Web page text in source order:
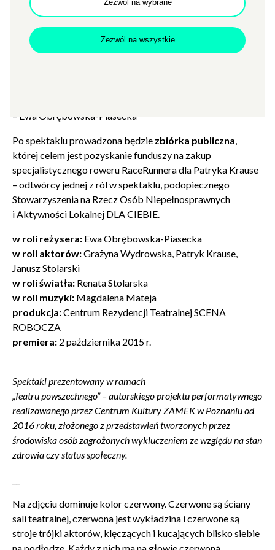
powrotu do czasu, który minął. Jako hołd dla „Wypukłego”
Teatru Wierzbak, który ukonstytuował mojej myślenie
o sztuce znacznie wyraźniej niż cokolwiek innego. Jako
ukłon dla aktorów, których kocham od lat: Grażyny
– Ewa Obrębowska-Piasecka
Po spektaklu prowadzona będzie zbiórka publiczna,
której celem jest pozyskanie funduszy na zakup
specjalistycznego roweru RaceRunnera dla Patryka Krause
– odtwórcy jednej z ról w spektaklu, podopiecznego
Stowarzyszenia na Rzecz Osób Niepełnosprawnych
i Aktywności Lokalnej DLA CIEBIE.
w roli reżysera: Ewa Obrębowska-Piasecka
w roli aktorów:Grażyna Wydrowska, Patryk Krause,
Janusz Stolarski
w roli światła: Renata Stolarska
w roli muzyki: Magdalena Mateja
produkcja:Centrum Rezydencji Teatralnej SCENA
ROBOCZA
premiera: 2 października 2015 r.
Spektakl prezentowany w ramach
„Teatru powszechnego”–autorskiego projektu performatywnego
realizowanego przez Centrum Kultury ZAMEK w Poznaniu od
2016 roku, złożonego z przedstawień tworzonych przez
środowiska osób zagrożonych wykluczeniem ze względu na stan
zdrowia czy status społeczny.
Na zdjęciu dominuje kolor czerwony. Czerwone są ściany
sali teatralnej, czerwona jest wykładzina i czerwone są
stroje trójki aktorów, klęczących i kucających blisko siebie
Zezwól na wybrane
Zezwól na wszystkie